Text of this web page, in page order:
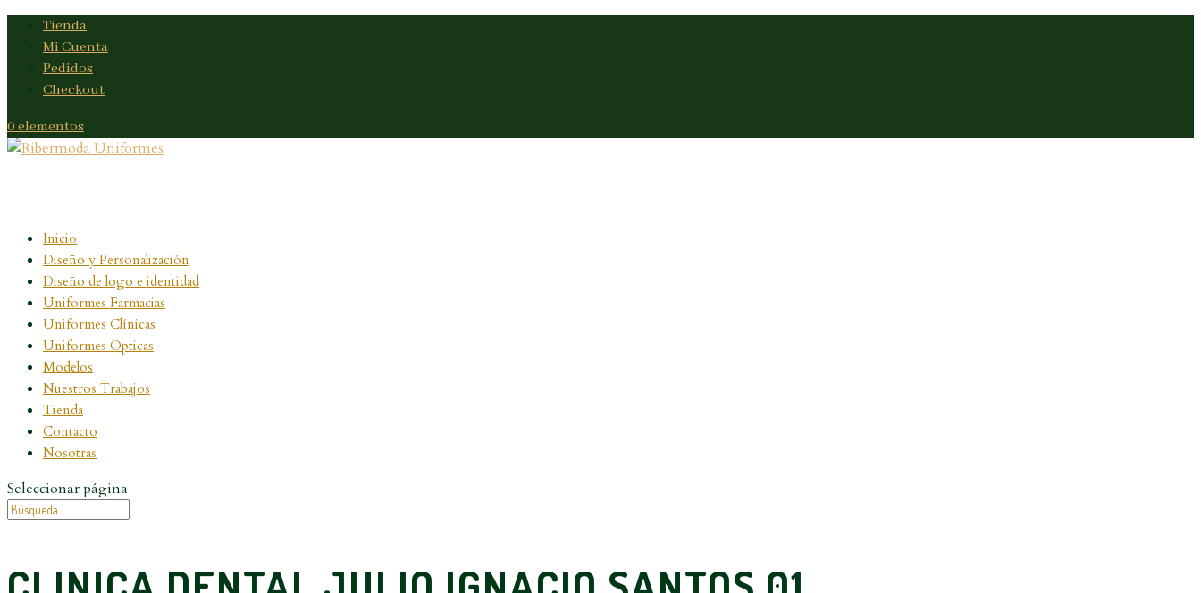
Tienda
Mi Cuenta
Pedidos
Checkout
0 elementos
Inicio
Diseño y Personalización
Diseño de logo e identidad
Uniformes Farmacias
Uniformes Clínicas
Uniformes Opticas
Modelos
Nuestros Trabajos
Tienda
Contacto
Nosotras
Seleccionar página